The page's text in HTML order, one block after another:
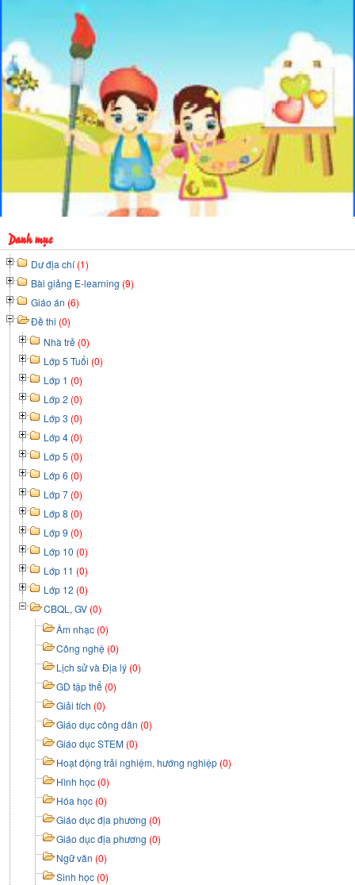
Danh mục
Dư địa chí(1)
Bài giảng E-learning (9)
Giáo án (6)
Đề thi (0)
Nhà trẻ (0)
Lớp 5 Tuổi (0)
Lớp 1 (0)
Lớp 2 (0)
Lớp 3 (0)
Lớp 4 (0)
Lớp 5 (0)
Lớp 6 (0)
Lớp 7 (0)
Lớp 8 (0)
Lớp 9 (0)
Lớp 10 (0)
Lớp 11 (0)
Lớp 12 (0)
CBQL, GV (0)
Âm nhạc (0)
Công nghệ (0)
Lịch sử và Địa lý (0)
GD tập thể (0)
Giải tích (0)
Giáo dục công dân (0)
Giáo dục STEM (0)
Hoạt động trải nghiệm, hướng nghiệp (0)
Hình học (0)
Hóa học (0)
Giáo dục địa phương (0)
Giáo dục địa phương (0)
Ngữ văn (0)
Sinh học (0)